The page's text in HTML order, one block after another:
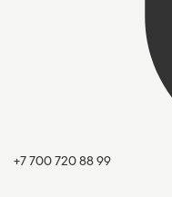
+7 700 720 88 99